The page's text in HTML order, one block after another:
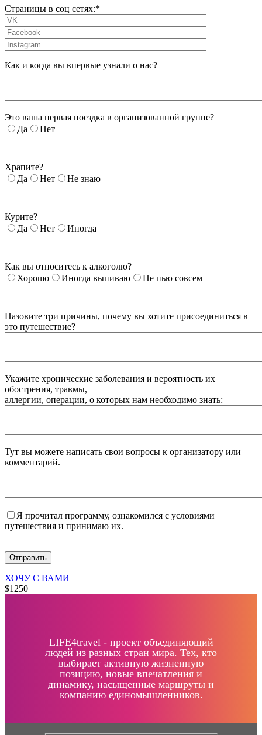
Страницы в соц сетях:*
Как и когда вы впервые узнали о нас?
Это ваша первая поездка в организованной группе?
Да
Нет
Храпите?
Да
Нет Не знаю
Курите?
Да
Нет Иногда
Как вы относитесь к алкоголю?
Хорошо
Иногда выпиваю Не пью совсем
Назовите три причины, почему вы хотите присоединиться в
это путешествие?
Укажите хронические заболевания и вероятность их
обострения, травмы,
аллергии, операции, о которых нам необходимо знать:
Тут вы можете написать свои вопросы к организатору или
комментарий.
Я прочитал программу, ознакомился с условиями
путешествия и принимаю их.
ХОЧУ С ВАМИ
$1250
LIFE4travel - проект объединяющий
людей из разных стран мира. Тех, кто
выбирает активную жизненную
позицию, новые впечатления и
динамику, насыщенные маршруты и
компанию единомышленников.